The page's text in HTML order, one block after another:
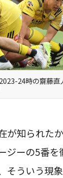
24時の齋藤直
が知られた
ジーの5番を
そういう現